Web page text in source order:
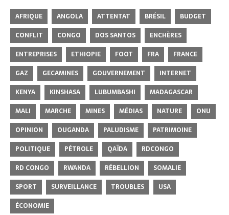
AFRIQUE ANGOLA ATTENTAT BRÉSIL
BUDGET
CONFLIT
CONGO DOS SANTOS
ENCHÈRES
ENTREPRISES
ETHIOPIE FOOT FRA
FRANCE
GAZ
GECAMINES GOUVERNEMENT
INTERNET
KENYA
KINSHASA LUBUMBASHI
MADAGASCAR
MALI
MARCHE MINES MÉDIAS NATURE
ONU
OPINION
OUGANDA PALUDISME
PATRIMOINE
POLITIQUE
PÉTROLE QAÏDA
RDCONGO
RD CONGO
RWANDA RÉBELLION
SOMALIE
SPORT
SURVEILLANCE TROUBLES
USA
ÉCONOMIE